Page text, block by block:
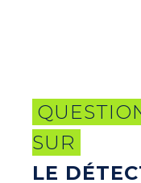
SUR
LE